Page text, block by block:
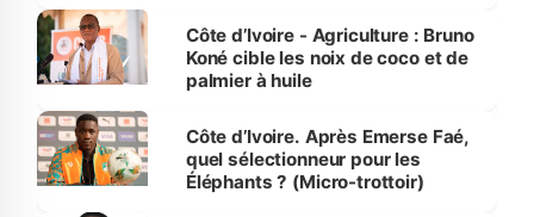
Côte d’Ivoire - Agriculture : Bruno
Koné cible les noix de coco et de
palmier à huile
Côte d’Ivoire. Après Emerse Faé,
quel sélectionneur pour les
Éléphants ? (Micro-trottoir)